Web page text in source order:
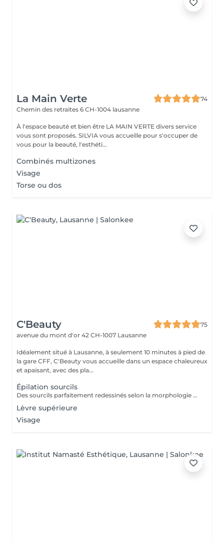
La Main Verte
74
Chemin des retraites 6 CH-1004 lausanne
À l'espace beauté et bien être LA MAIN VERTE divers service
vous sont proposés. SILVIA vous accueille pour s'occuper de
vous pour la beauté, l'esthéti...
Combinés multizones
Visage
Torse ou dos
C'Beauty
75
avenue du mont d'or 42 CH-1007 Lausanne
Idéalement situé à Lausanne, à seulement 10 minutes à pied de
la gare CFF, C'Beauty vous accueille dans un espace chaleureux
et apaisant, avec des pla...
Épilation sourcils
Des sourcils parfaitement redessinés selon la morphologie de votre visage. Cette prestation permet de structurer le regard tout en conservant un résultat naturel et harmonieux. Un détail essentiel qui fait toute la différence.
Lèvre supérieure
Visage